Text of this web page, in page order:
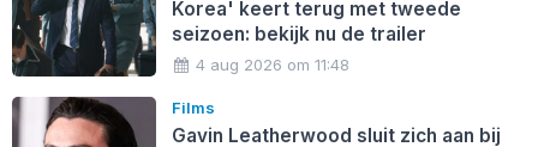
Korea' keert terug met tweede
seizoen: bekijk nu de trailer
4 aug 2026 om 11:48
Films
Gavin Leatherwood sluit zich aan bij